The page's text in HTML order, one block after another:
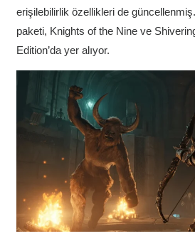
erişilebilirlik özellikleri de
paketi, Knights of the Nine ve
Edition’da yer alıyor.